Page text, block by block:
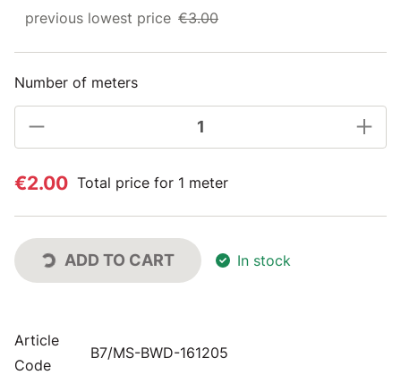
previous lowest price €3.00
Number of meters
€2.00 Total price for 1 meter
ADD TO CART In stock
Article
Code
B7/MS-BWD-161205